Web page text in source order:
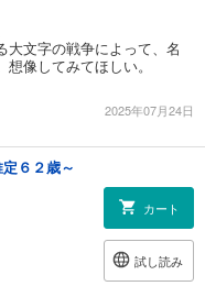
大文字の戦争によって、名
像してみてほしい。
2025年07月24日
６２歳～
カート
試し読み